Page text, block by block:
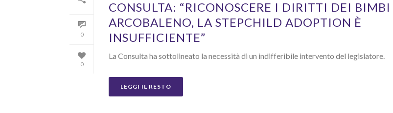
0
0
CONSULTA: “RICONOSCERE I DIRITTI DEI BIMBI
ARCOBALENO, LA STEPCHILD ADOPTION È
INSUFFICIENTE”
La Consulta ha sottolineato la necessità di un indifferibile intervento del legislatore.
LEGGI IL RESTO